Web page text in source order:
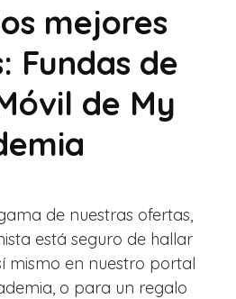
mejores
Fundas de
de My
de nuestras ofertas,
está seguro de hallar
mismo en nuestro portal
o para un regalo